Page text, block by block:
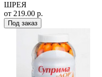
ШРЕЯ
от 219.00 р.
Под заказ